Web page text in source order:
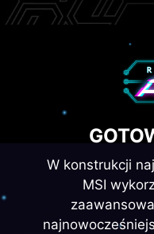
W konstrukcji
MSI